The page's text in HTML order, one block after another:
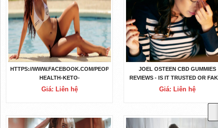
HTTPS://WWW.FACEBOOK.COM/PEOPLE/SUPER-
HEALTH-KETO-
GUMMIES/100091989642111/
Giá: Liên hệ
JOEL OSTEEN CBD GUMMIES
REVIEWS - IS IT TRUSTED OR
Giá: Liên hệ